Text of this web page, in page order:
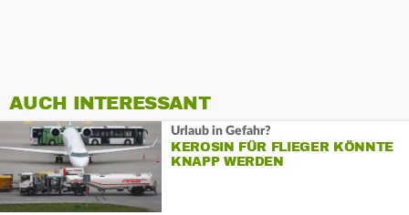
AUCH INTERESSANT
Urlaub in Gefahr?
KEROSIN FÜR FLIEGER KÖNNTE
KNAPP WERDEN